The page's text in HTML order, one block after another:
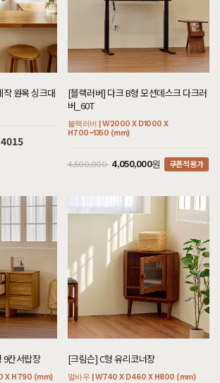
랍이 높은 침대 SS/Q/K/SK/EK/LK/CSK/CK/CDK/CLK]
4일 전남 여수 전**고객님 설치후기입니다
[[한정특가] [윌라] 세라믹소파테이블]
일 서울 서초 김**고객님 설치후기입니다
[[한정특가] [윌라] 세라믹소파테이블]
26일 경기 하남 박**고객님 설치후기입니다
정특가] [바론] 패브릭 1인용소파/스툴 세트]
3일 경기 시흥 정**고객님 설치후기입니다
[[블랙러버] J형 책상/테이블]
[[블랙러버] CI형 책장 수납형]
3일 서울 강남 이**고객님 설치후기입니다
[[블랙러버] W형 장식장]
서울 강남 이**고객님 주문제작 설치후기입니다
[[헤리티지월넛] AO형 의자 프로스트]
3일 경기 김포 조**고객님 설치후기입니다
[[헤리티지월넛] AO형 의자 폰]
[[헤리티지월넛] C형 전신거울]
원목 싱크대
[블랙러버] 다크 B형 모션데스크 다크러
버_60T
블랙러버 | W2000 X D1000 X
H700~1350 (mm)
4,500,000 4,050,000원 쿠폰적용가
9칸서랍장
X H790 (mm)
[크림슨] C형 유리코너장
멀바우 | W740 X D460 X H800 (mm)